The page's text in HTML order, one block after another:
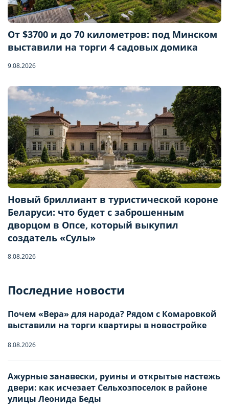
От $3700 и до 70 километров: под Минском
выставили на торги 4 садовых домика
9.08.2026
Новый бриллиант в туристической короне
Беларуси: что будет с заброшенным
дворцом в Опсе, который выкупил
создатель «Сулы»
8.08.2026
Последние новости
Почем «Вера» для народа? Рядом с Комаровкой
выставили на торги квартиры в новостройке
8.08.2026
Ажурные занавески, руины и открытые настежь
двери: как исчезает Сельхозпоселок в районе
улицы Леонида Беды
Бронирование квартиры
Отправьте запрос, чтобы забронировать
Взрослые - 0 +
Заезд
НАСТРОЙТЕ ПАРАМЕТРЫ
НАСТРОЙТЕ ПАРАМЕТРЫ